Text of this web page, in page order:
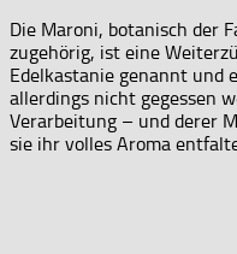
Die Maroni, botanisch der
zugehörig, ist eine
Edelkastanie genannt und
allerdings nicht gegessen
Verarbeitung – und derer
sie ihr volles Aroma